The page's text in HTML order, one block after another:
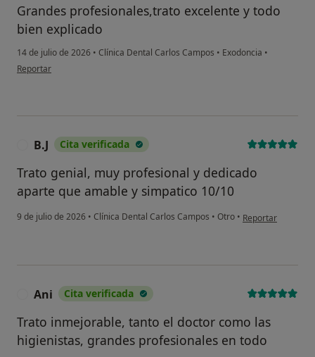
Grandes profesionales,trato excelente y todo
bien explicado
14 de julio de 2026 • Clínica Dental Carlos Campos • Exodoncia •
en opinión del usuario Jose Ángel
Reportar
B.J Cita verificada
Trato genial, muy profesional y dedicado
aparte que amable y simpatico 10/10
9 de julio de 2026 • Clínica Dental Carlos Campos • Otro • en opinión del
Reportar
Ani Cita verificada
Trato inmejorable, tanto el doctor como las
higienistas, grandes profesionales en todo
Sí, una vez
No, pero lo consideraría